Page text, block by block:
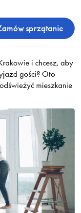
sprzątanie
i chcesz, aby
gości? Oto
mieszkanie